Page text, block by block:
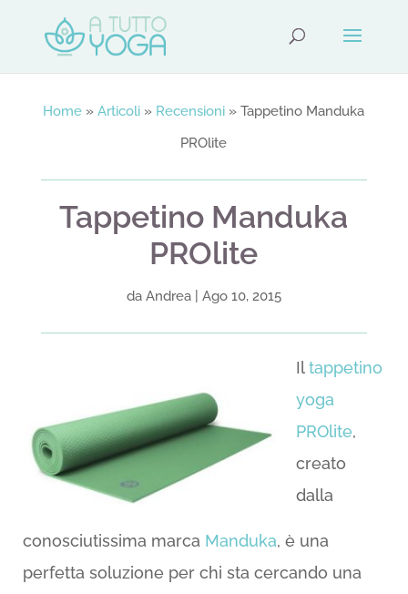
Home »Articoli » Recensioni »Tappetino Manduka
PROlite
Tappetino Manduka
PROlite
da Andrea| Ago 10, 2015
Iltappetino
yoga
PROlite,
creato
dalla
conosciutissima marca Manduka, è una
perfetta soluzione per chi sta cercando una